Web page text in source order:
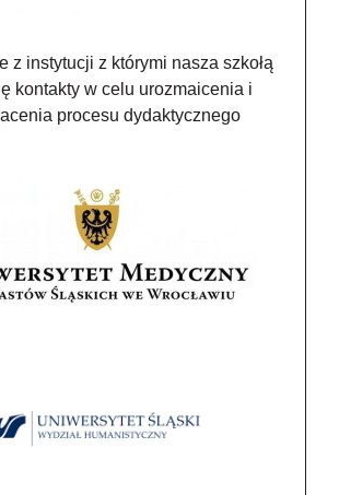
z instytucji z którymi nasza szkołą
kontakty w celu urozmaicenia i
procesu dydaktycznego